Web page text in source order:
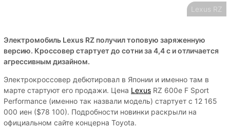
Lexus RZ
Электромобиль Lexus RZ получил топовую заряженную
версию. Кроссовер стартует до сотни за 4,4 с и отличается
агрессивным дизайном.
Электрокроссовер дебютировал в Японии и именно там в
марте стартуют его продажи. Цена Lexus RZ 600e F Sport
Performance (именно так назвали модель) стартует с 12 165
000 иен ($78 100). Подробности новинки раскрыли на
официальном сайте концерна Toyota.